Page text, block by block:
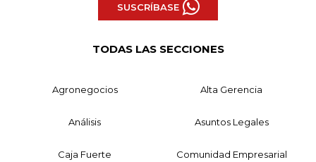
SUSCRÍBASE
TODAS LAS SECCIONES
Agronegocios Alta Gerencia
Análisis Asuntos Legales
Caja Fuerte Comunidad Empresarial